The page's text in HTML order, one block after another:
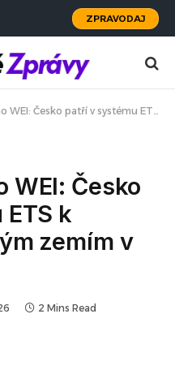
ZPRAVODAJ
patří v systému ETS k nejvíce zatíženým zemím v EU
WEI: Česko
k
zemím v
2 Mins Read